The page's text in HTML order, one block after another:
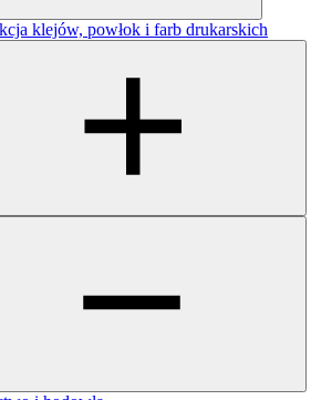
klejów, powłok i farb drukarskich